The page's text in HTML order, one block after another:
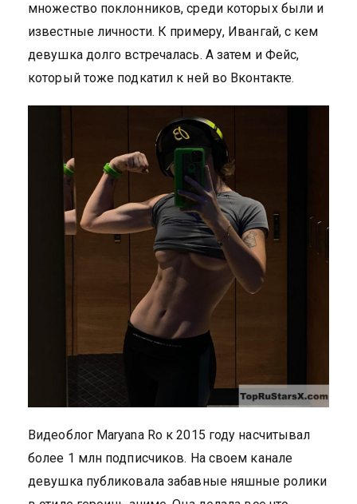
множество поклонников, среди которых были и
известные личности. К примеру, Ивангай, с кем
девушка долго встречалась. А затем и Фейс,
который тоже подкатил к ней во Вконтакте.
Видеоблог Maryana Ro к 2015 году насчитывал
более 1 млн подписчиков. На своем канале
девушка публиковала забавные няшные ролики